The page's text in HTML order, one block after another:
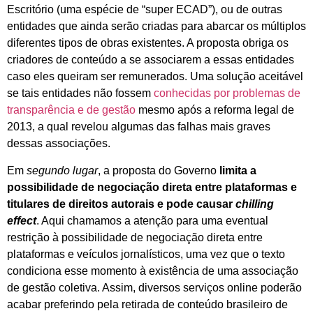
Escritório (uma espécie de “super ECAD”), ou de outras
entidades que ainda serão criadas para abarcar os múltiplos
diferentes tipos de obras existentes. A proposta obriga os
criadores de conteúdo a se associarem a essas entidades
caso eles queiram ser remunerados. Uma solução aceitável
se tais entidades não fossem conhecidas por problemas de
transparência e de gestão mesmo após a reforma legal de
2013, a qual revelou algumas das falhas mais graves
dessas associações.
Em segundo lugar, a proposta do Governo limita a
possibilidade de negociação direta entre plataformas e
titulares de direitos autorais e pode causar chilling
effect. Aqui chamamos a atenção para uma eventual
restrição à possibilidade de negociação direta entre
plataformas e veículos jornalísticos, uma vez que o texto
condiciona esse momento à existência de uma associação
de gestão coletiva. Assim, diversos serviços online poderão
acabar preferindo pela retirada de conteúdo brasileiro de